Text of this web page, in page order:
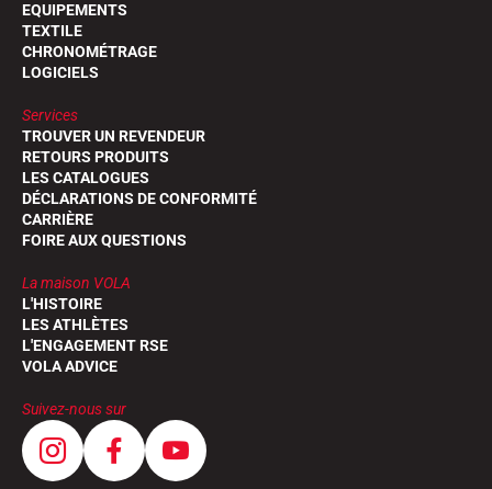
EQUIPEMENTS
TEXTILE
CHRONOMÉTRAGE
LOGICIELS
Services
TROUVER UN REVENDEUR
RETOURS PRODUITS
LES CATALOGUES
DÉCLARATIONS DE CONFORMITÉ
CARRIÈRE
FOIRE AUX QUESTIONS
La maison VOLA
L'HISTOIRE
LES ATHLÈTES
L'ENGAGEMENT RSE
VOLA ADVICE
Suivez-nous sur